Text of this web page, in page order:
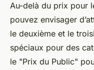
Au-delà du prix pour
pouvez envisager
le deuxième et le
spéciaux pour des
le "Prix du Public"